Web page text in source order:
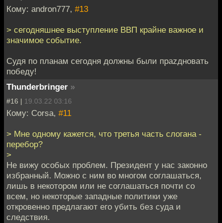
Кому: andron777, #13
> сегодняшнее выступление ВВП крайне важное и
значимое событие.
Судя по планам сегодня должны были праzдновать
победу!
Thunderbringer »
#16 | 19.03.22 03:16
Кому: Corsa, #11
> Мне одному кажется, что третья часть слогана -
перебор?
>
Не вижу особых проблем. Президент у нас законно
избранный. Можно с ним во многом соглашаться,
лишь в некотором или не соглашаться почти со
всем, но некоторые западные политики уже
откровенно предлагают его убить без суда и
следствия.